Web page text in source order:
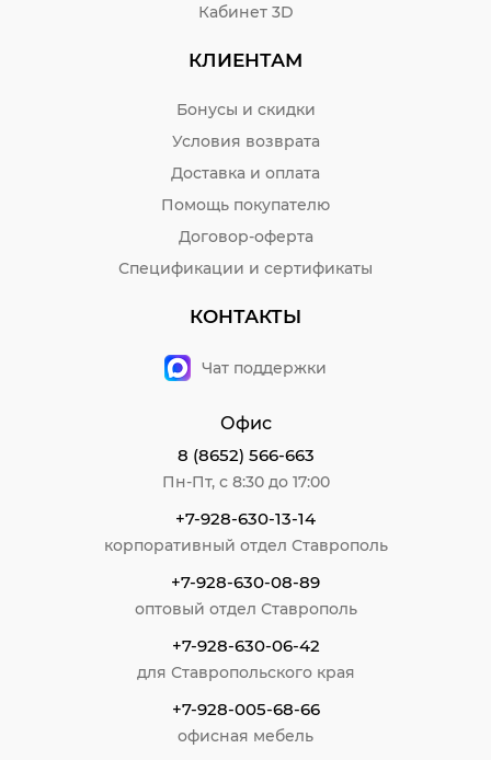
Кабинет 3D
КЛИЕНТАМ
Бонусы и скидки
Условия возврата
Доставка и оплата
Помощь покупателю
Договор-оферта
Спецификации и сертификаты
КОНТАКТЫ
Чат поддержки
Офис
8 (8652) 566-663
Пн-Пт, с 8:30 до 17:00
+7-928-630-13-14
корпоративный отдел Ставрополь
+7-928-630-08-89
оптовый отдел Ставрополь
+7-928-630-06-42
для Ставропольского края
+7-928-005-68-66
офисная мебель